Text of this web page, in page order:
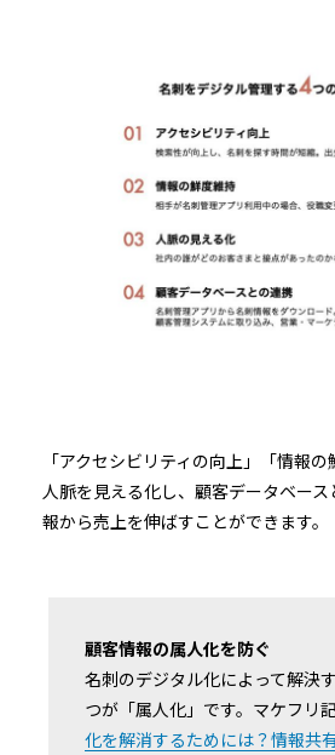
「アクセシビリティの向上」「情報の
人脈を見える化し、顧客データベー
報から売上を伸ばすことができます。
顧客情報の属人化を防ぐ
名刺のデジタル化によって解決
つが「属人化」です。マケフリ
化を解消するためには？情報共